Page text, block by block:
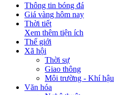
Thông tin bóng đá
Giá vàng hôm nay
Thời tiết
Xem thêm tiện ích
Thế giới
Xã hội
Thời sự
Giao thông
Môi trường - Khí hậu
Văn hóa